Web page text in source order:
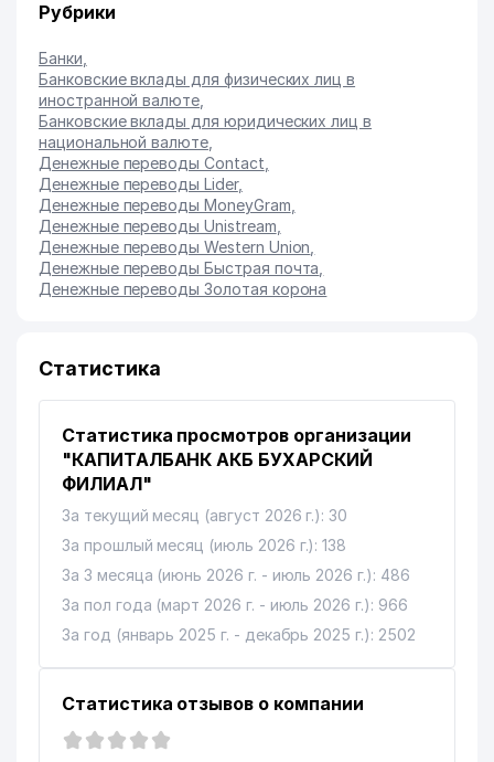
Рубрики
Банки
Банковские вклады для физических лиц в
иностранной валюте
Банковские вклады для юридических лиц в
национальной валюте
Денежные переводы Contact
Денежные переводы Lider,
Денежные переводы MoneyGram
Денежные переводы Unistream
Денежные переводы Western Union
Денежные переводы Быстрая почта
Денежные переводы Золотая корона
Статистика
Статистика просмотров организации
"КАПИТАЛБАНК АКБ БУХАРСКИЙ
ФИЛИАЛ"
За текущий месяц (август 2026 г.): 30
За прошлый месяц (июль 2026 г.): 138
За 3 месяца (июнь 2026 г. - июль 2026 г.): 486
За пол года (март 2026 г. - июль 2026 г.): 966
За год (январь 2025 г. - декабрь 2025 г.): 2502
Статистика отзывов о компании